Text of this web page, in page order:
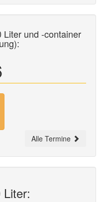
Liter und -container
Alle Termine